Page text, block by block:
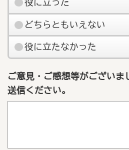
役に立った
どちらともいえない
役に立たなかった
ご意見・ご感想等がございま
送信ください。